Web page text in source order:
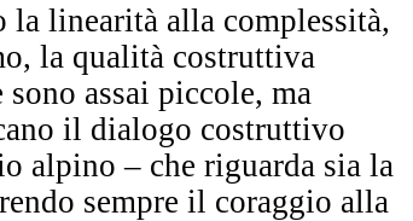
linearità alla complessità,
la qualità costruttiva
sono assai piccole, ma
il dialogo costruttivo
alpino – che riguarda sia la
sempre il coraggio alla